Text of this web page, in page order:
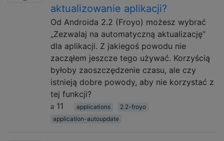
aktualizowanie aplikacji?
Od Androida 2.2 (Froyo) możesz wybrać
„Zezwalaj na automatyczną aktualizację”
dla aplikacji. Z jakiegoś powodu nie
zacząłem jeszcze tego używać. Korzyścią
byłoby zaoszczędzenie czasu, ale czy
istnieją dobre powody, aby nie korzystać z
tej funkcji?
11
applications
2.2-froyo
application-autoupdate